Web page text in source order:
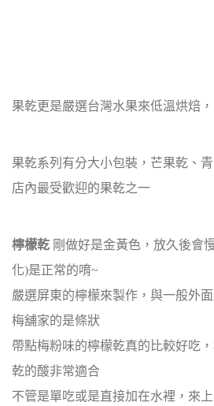
果乾更是嚴選台灣水果來低溫烘焙
果乾系列有分大小包裝，芒果乾、
店內最受歡迎的果乾之一
檸檬乾 剛做好是金黃色，放久後會
化)是正常的唷~
嚴選屏東的檸檬來製作，與一般外
梅舖家的是條狀
帶點梅粉味的檸檬乾真的比較好吃
乾的酸非常適合
不管是單吃或是直接加在水裡，來